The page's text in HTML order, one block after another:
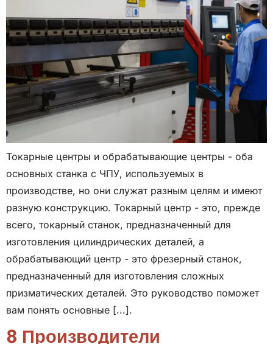
Токарные центры и обрабатывающие центры - оба
основных станка с ЧПУ, используемых в
производстве, но они служат разным целям и имеют
разную конструкцию. Токарный центр - это, прежде
всего, токарный станок, предназначенный для
изготовления цилиндрических деталей, а
обрабатывающий центр - это фрезерный станок,
предназначенный для изготовления сложных
призматических деталей. Это руководство поможет
вам понять основные [...].
8 Производители